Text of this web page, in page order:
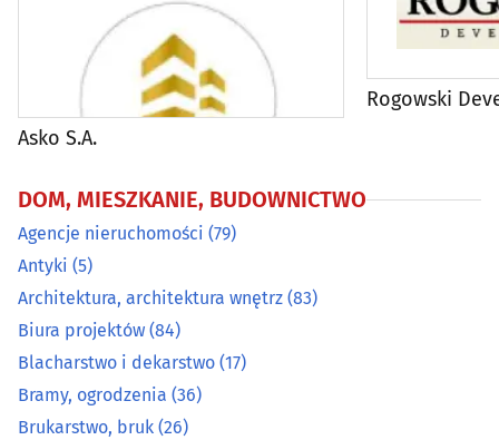
Budowlane materiały (101)
Budowlane przedsiębiorstwa (118)
Centralne odkurzacze
Chłodnictwo (20)
Ciepłownictwo(17)
Dachy - materiały i pokrycia dachowe
Developerzy
Asko S.A.
Rogowski
DOM, MIESZKANIE, BUDOWNICTWO
Agencje nieruchomości (79)
Antyki (5)
Architektura, architektura wnętrz (83)
Biura projektów (84)
Blacharstwo i dekarstwo (17)
Bramy, ogrodzenia (36)
Brukarstwo, bruk (26)